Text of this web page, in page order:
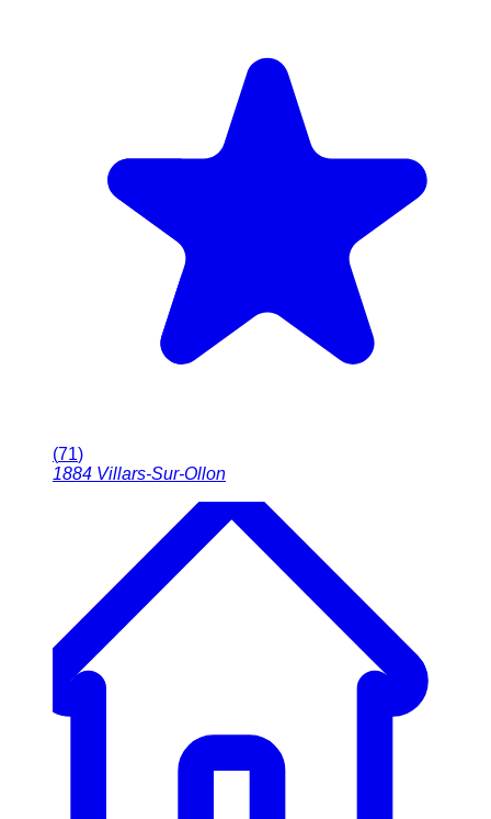
(71)
1884 Villars-Sur-Ollon